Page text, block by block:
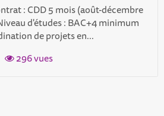
: CDD 5 mois (août-décembre
d'études : BAC+4 minimum
de projets en...
296 vues